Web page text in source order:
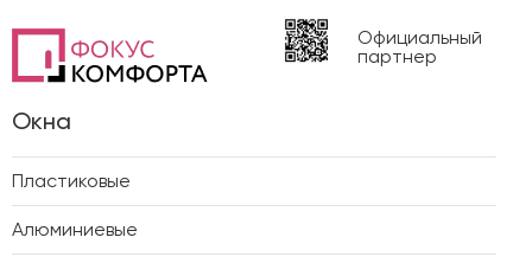
Официальный
партнер
Окна
Пластиковые
Алюминиевые